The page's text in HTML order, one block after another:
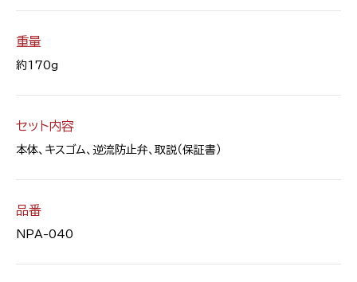
重量
約170g
セット内容
本体、キスゴム、逆流防止弁、取説（保証書）
品番
NPA-040